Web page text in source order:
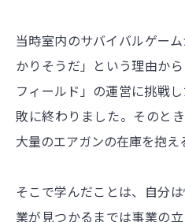
当時室内のサバイバルゲー
かりそうだ」という理由か
フィールド」の運営に挑戦
敗に終わりました。そのと
大量のエアガンの在庫を抱え
そこで学んだことは、自分
業が見つかるまでは事業の